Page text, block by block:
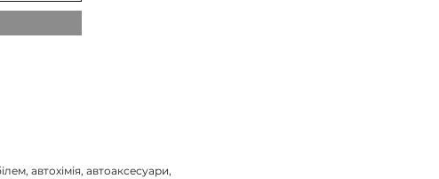
автохімія, автоаксесуари,